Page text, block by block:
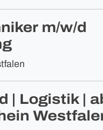
m/w/d
| Logistik |